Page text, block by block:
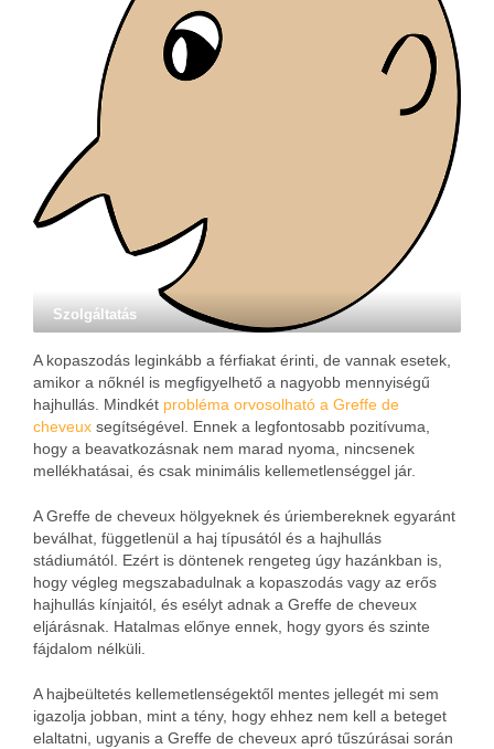
Szolgáltatás
A kopaszodás leginkább a férfiakat érinti, de vannak esetek,
amikor a nőknél is megfigyelhető a nagyobb mennyiségű
hajhullás. Mindkét probléma orvosolható a Greffe de
cheveux segítségével. Ennek a legfontosabb pozitívuma,
hogy a beavatkozásnak nem marad nyoma, nincsenek
mellékhatásai, és csak minimális kellemetlenséggel jár.
A Greffe de cheveux hölgyeknek és úriembereknek egyaránt
beválhat, függetlenül a haj típusától és a hajhullás
stádiumától. Ezért is döntenek rengeteg úgy hazánkban is,
hogy végleg megszabadulnak a kopaszodás vagy az erős
hajhullás kínjaitól, és esélyt adnak a Greffe de cheveux
eljárásnak. Hatalmas előnye ennek, hogy gyors és szinte
fájdalom nélküli.
A hajbeültetés kellemetlenségektől mentes jellegét mi sem
igazolja jobban, mint a tény, hogy ehhez nem kell a beteget
elaltatni, ugyanis a Greffe de cheveux apró tűszúrásai során